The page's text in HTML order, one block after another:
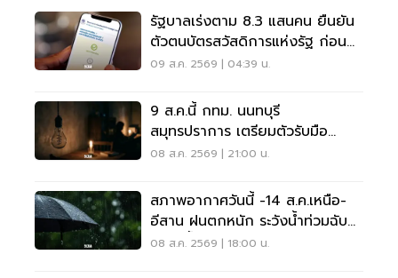
รัฐบาลเร่งตาม 8.3 แสนคน ยืนยัน
ตัวตนบัตรสวัสดิการแห่งรัฐ ก่อน
พลาดสิทธิ
09 ส.ค. 2569 | 04:39 น.
9 ส.ค.นี้ กทม. นนทบุรี
สมุทรปราการ เตรียมตัวรับมือ
'ไฟฟ้าดับ' หลายจุด
08 ส.ค. 2569 | 21:00 น.
สภาพอากาศวันนี้ -14 ส.ค.เหนือ-
อีสาน ฝนตกหนัก ระวังน้ำท่วมฉับ
พลัน น้ำป่าไหลหลาก
08 ส.ค. 2569 | 18:00 น.